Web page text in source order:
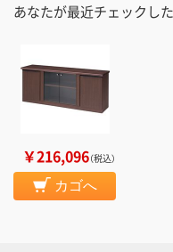
あなたが最近チェックし
￥216,096（税込）
カゴへ